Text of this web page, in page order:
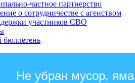
частное партнерство
о сотрудничестве с агенством
участников СВО
бюллетень
Не убран мусор, яма